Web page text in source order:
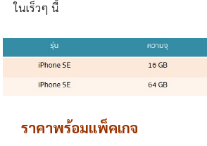
ในเร็วๆ นี้
ราคาพร้อมแพ็คเกจ